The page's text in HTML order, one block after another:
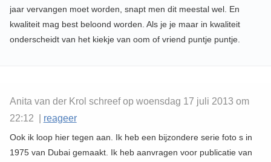
jaar vervangen moet worden, snapt men dit meestal wel. En
kwaliteit mag best beloond worden. Als je je maar in kwaliteit
onderscheidt van het kiekje van oom of vriend puntje puntje.
Anita van der Krol schreef op woensdag 17 juli 2013 om
22:12 | reageer
Ook ik loop hier tegen aan. Ik heb een bijzondere serie foto s in
1975 van Dubai gemaakt. Ik heb aanvragen voor publicatie van